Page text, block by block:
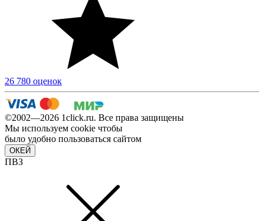
26 780 оценок
©2002—2026 1сlick.ru. Все права защищены
Мы используем cookie чтобы
было удобно пользоваться сайтом
ОКЕЙ
ПВЗ